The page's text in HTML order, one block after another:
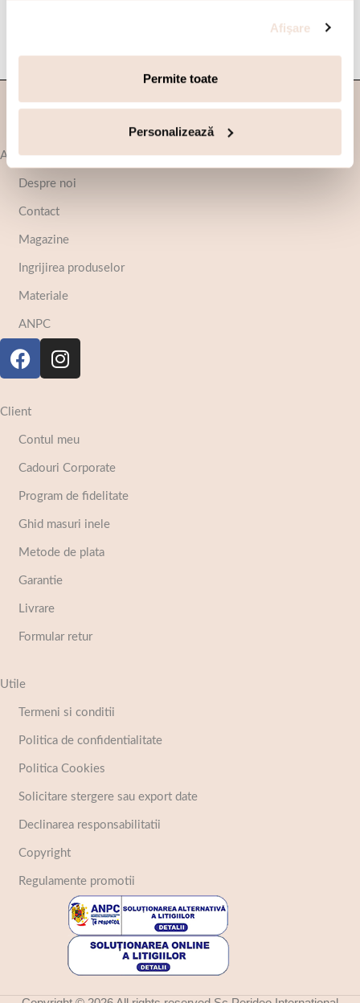
Afişare
Permite toate
Personalizează
Inscrie-te si primesti Transport Gratuit
Afla mai multe
Despre noi
Contact
Magazine
Ingrijirea produselor
Materiale
ANPC
Client
Contul meu
Cadouri Corporate
Program de fidelitate
Ghid masuri inele
Metode de plata
Garantie
Livrare
Formular retur
Utile
Termeni si conditii
Politica de confidentialitate
Politica Cookies
Solicitare stergere sau export date
Declinarea responsabilitatii
Copyright
Regulamente promotii